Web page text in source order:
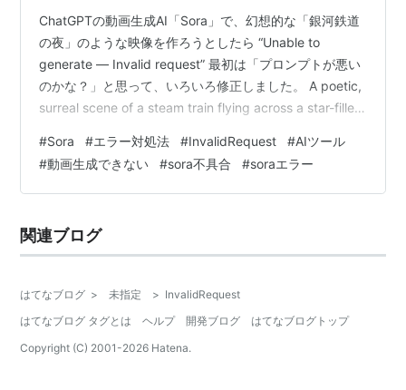
ChatGPTの動画生成AI「Sora」で、幻想的な「銀河鉄道
の夜」のような映像を作ろうとしたら “Unable to
generate — Invalid request” 最初は「プロンプトが悪い
のかな？」と思って、いろいろ修正しました。 A poetic,
surreal scene of a steam train flying across a star-filled
a hill, looking up in wonder. 最終的にこのプロンプトに
修正しましたが、何度や…
#Sora #エラー対処法 #InvalidRequest #AIツール
#動画生成できない #sora不具合 #soraエラー
関連ブログ
はてなブログ > 未指定 > InvalidRequest
はてなブログ タグとは
ヘルプ 開発ブログ
はてなブログトップ
Copyright (C) 2001-2026 Hatena.